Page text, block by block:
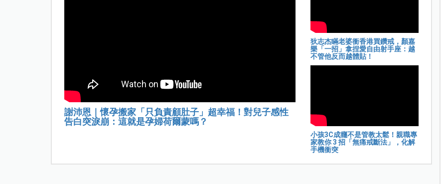
謝沛恩｜懷孕搬家「只負責顧肚子」超幸福！對兒子感性
告白突淚崩：這就是孕婦荷爾蒙嗎？
狄志杰瞞老婆衝香港買鑽戒，顏嘉
樂「一招」拿捏愛自由射手座：越
不管他反而越體貼！
小孩3C成癮不是管教太鬆！親職專
家教你 3 招「無痛戒斷法」，化解
手機衝突